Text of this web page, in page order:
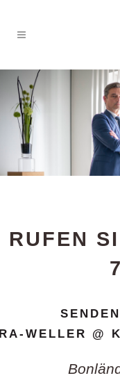
RUFEN
WELLER @